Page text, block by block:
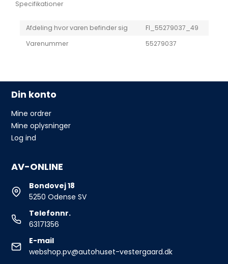
Specifikationer
Afdeling hvor varen befinder sig
FI_55279037_49
Varenummer
55279037
Din konto
Mine ordrer
Mine oplysninger
Log ind
AV-ONLINE
Bondovej 18
5250 Odense SV
Telefonnr.
63171356
E-mail
webshop.pv@autohuset-vestergaard.dk